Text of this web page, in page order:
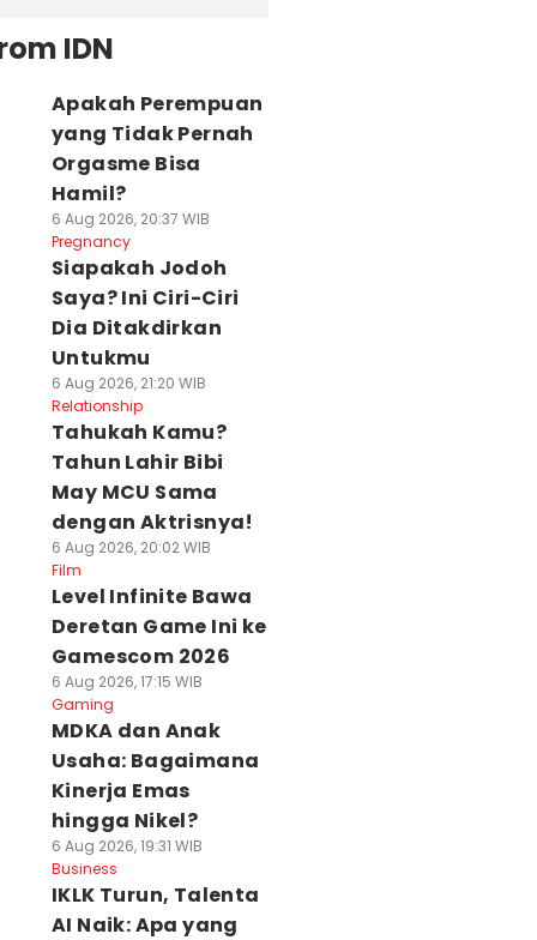
IDN
Apakah Perempuan
yang Tidak Pernah
Orgasme Bisa
Hamil?
6 Aug 2026, 20:37 WIB
Pregnancy
Siapakah Jodoh
Saya? Ini Ciri-Ciri
Dia Ditakdirkan
Untukmu
6 Aug 2026, 21:20 WIB
Relationship
Tahukah Kamu?
Tahun Lahir Bibi
May MCU Sama
dengan Aktrisnya!
6 Aug 2026, 20:02 WIB
Film
Level Infinite Bawa
Deretan Game Ini ke
Gamescom 2026
6 Aug 2026, 17:15 WIB
Gaming
MDKA dan Anak
Usaha: Bagaimana
Kinerja Emas
hingga Nikel?
6 Aug 2026, 19:31 WIB
Business
IKLK Turun, Talenta
AI Naik: Apa yang